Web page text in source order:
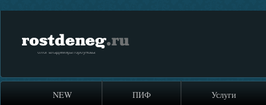
rostdeneg.ru
блог владимира горбунова
NEW ПИФ Услуги